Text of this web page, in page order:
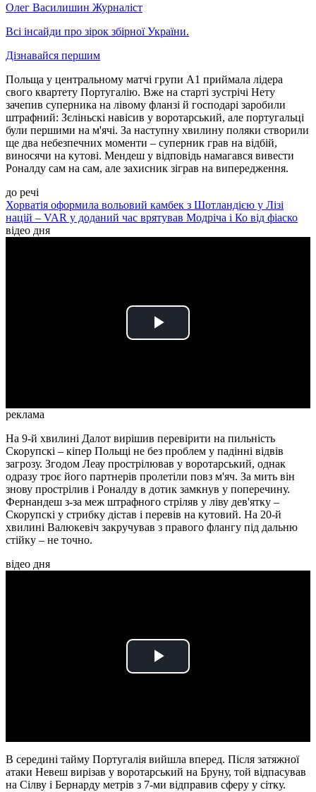
Олег Василишин Журналіст
Всі інсайди про зірок збірної України.
Дізнавайся першим
Польща у центральному матчі групи А1 приймала лідера
свого квартету Португалію. Вже на старті зустрічі Нету
зачепив суперника на лівому фланзі й господарі заробили
штрафний: Зєліньскі навісив у воротарський, але португальці
були першими на м'ячі. За наступну хвилину поляки створили
ще два небезпечних моменти – суперник грав на відбій,
виносячи на кутові. Мендеш у відповідь намагався вивести
Роналду сам на сам, але захисник зіграв на випередження.
до речі
Хорватія оформила вольовий камбек з Шотландією у Лізі
націй – VAR у доданий час врятував Модріча і Ко від фіаско
відео дня
Play
реклама
На 9-й хвилині Далот вирішив перевірити на пильність
Скорупскі – кіпер Польщі не без проблем у падінні відвів
загрозу. Згодом Леау прострілював у воротарський, однак
одразу троє його партнерів пролетіли повз м'яч. За мить він
знову прострілив і Роналду в дотик замкнув у поперечину.
Фернандеш з-за меж штрафного стріляв у ліву дев'ятку –
Скорупскі у стрибку дістав і перевів на кутовий. На 20-й
хвилині Валюкевіч закручував з правого флангу під дальню
стійку – не точно.
відео дня
Play
В середині тайму Португалія вийшла вперед. Після затяжної
атаки Невеш вирізав у воротарський на Бруну, той відпасував
на Сілву і Бернарду метрів з 7-ми відправив сферу у сітку.